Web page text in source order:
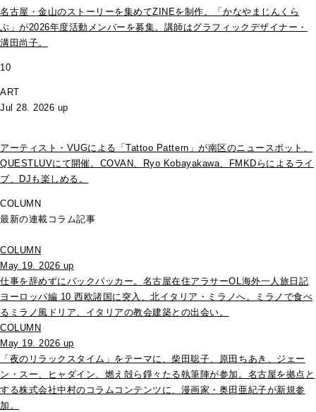
名古屋・金山のストーリーを集めてZINEを制作。「かなやまじんくら
ぶ」が2026年度活動メンバーを募集。講師はグラフィックデザイナー・
溝田尚子。
10
ART
Jul 28. 2026 up
アーティスト・VUGによる「Tattoo Pattern」が南区のニュースポット、
QUESTLUVにて開催。COVAN、Ryo Kobayakawa、FMKDらによるライ
ブ、DJも楽しめる。
COLUMN
最新の連載コラム記事
COLUMN
May 19. 2026 up
仕事を辞めずにバックパッカー。名古屋在住アラサーOL海外一人旅日記
ヨーロッパ編 10 西欧諸国に突入、北イタリア・ミラノへ。ミラノで食べ
るミラノ風ドリア、イタリアの教会建築との出会い。
COLUMN
May 19. 2026 up
「夜のリラックスタイム」をテーマに、柴田聡子、原田ちあき、ジェー
ン・スー、ヒャダイン、燃え殻ら錚々たる執筆陣が参加。名古屋を拠点と
する株式会社中村のコラムコンテンツに、漫画家・奥田亜紀子が新規参
加。